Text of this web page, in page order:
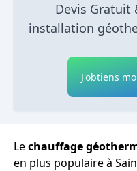
Devis Gratuit
installation
J'obtiens
Lechauffage
en plus populaire à